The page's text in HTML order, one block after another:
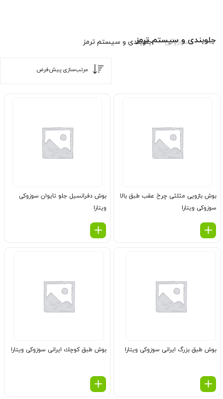
جلوبندی و سیستم ترمز
خانه سوزوکی جلوبندی و سیستم ترمز
بوش بازویی مثلثی چرخ عقب طبق بالا
سوزوکی ویتارا
بوش دفرانسیل جلو تایوان سوزوکی
ویتارا
بوش طبق بزرگ ایرانی سوزوکی ویتارا بوش طبق كوچك ایرانی سوزوکی ویتارا